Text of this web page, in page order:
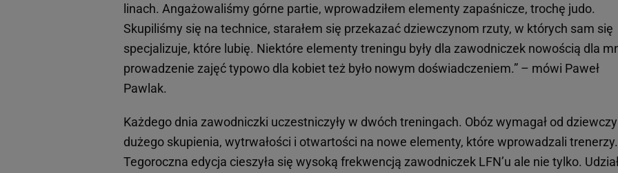
linach. Angażowaliśmy górne partie, wprowadziłem elementy zapaśnicze, trochę judo.
Skupiliśmy się na technice, starałem się przekazać dziewczynom rzuty, w których sam się
specjalizuje, które lubię. Niektóre elementy treningu były dla zawodniczek nowością dla
prowadzenie zajęć typowo dla kobiet też było nowym doświadczeniem.” – mówi Paweł
Pawlak.
Każdego dnia zawodniczki uczestniczyły w dwóch treningach. Obóz wymagał od
dużego skupienia, wytrwałości i otwartości na nowe elementy, które wprowadzali trenerzy.
Tegoroczna edycja cieszyła się wysoką frekwencją zawodniczek LFN’u ale nie tylko.